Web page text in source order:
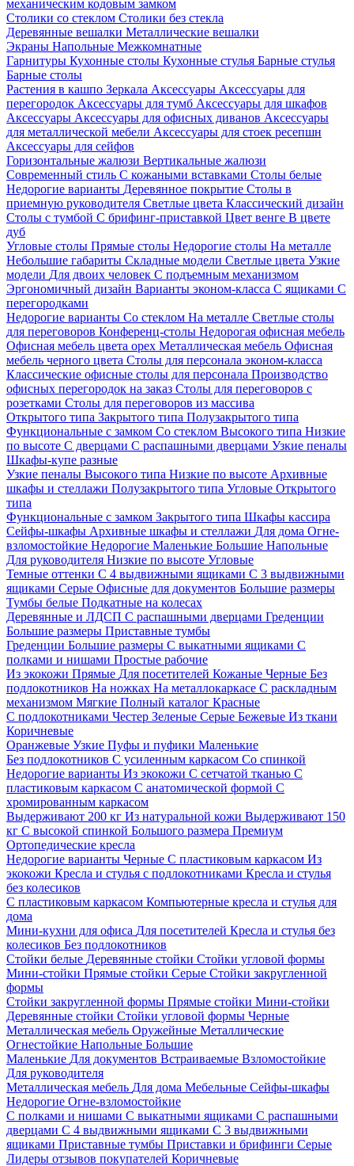
механическим кодовым замком
Столики со стеклом Столики без стекла
Деревянные вешалки Металлические вешалки
Экраны Напольные Межкомнатные
Гарнитуры Кухонные столы Кухонные стулья Барные стулья
Барные столы
Растения в кашпо Зеркала Аксессуары Аксессуары для
перегородок Аксессуары для тумб Аксессуары для шкафов
Аксессуары Аксессуары для офисных диванов Аксессуары
для металлической мебели Аксессуары для стоек ресепшн
Аксессуары для сейфов
Горизонтальные жалюзи Вертикальные жалюзи
Современный стиль С кожаными вставками Столы белые
Недорогие варианты Деревянное покрытие Столы в
приемную руководителя Светлые цвета Классический дизайн
Столы с тумбой С брифинг-приставкой Цвет венге В цвете
дуб
Угловые столы Прямые столы Недорогие столы На металле
Небольшие габариты Складные модели Светлые цвета Узкие
модели Для двоих человек С подъемным механизмом
Эргономичный дизайн Варианты эконом-класса С ящиками С
перегородками
Недорогие варианты Со стеклом На металле Светлые столы
для переговоров Конференц-столы Недорогая офисная мебель
Офисная мебель цвета орех Металлическая мебель Офисная
мебель черного цвета Столы для персонала эконом-класса
Классические офисные столы для персонала Производство
офисных перегородок на заказ Столы для переговоров с
розетками Столы для переговоров из массива
Открытого типа Закрытого типа Полузакрытого типа
Функциональные с замком Со стеклом Высокого типа Низкие
по высоте С дверцами С распашными дверцами Узкие пеналы
Шкафы-купе разные
Узкие пеналы Высокого типа Низкие по высоте Архивные
шкафы и стеллажи Полузакрытого типа Угловые Открытого
типа
Функциональные с замком Закрытого типа Шкафы кассира
Сейфы-шкафы Архивные шкафы и стеллажи Для дома Огне-
взломостойкие Недорогие Маленькие Большие Напольные
Для руководителя Низкие по высоте Угловые
Темные оттенки С 4 выдвижными ящиками С 3 выдвижными
ящиками Серые Офисные для документов Большие размеры
Тумбы белые Подкатные на колесах
Деревянные и ЛДСП С распашными дверцами Греденции
Большие размеры Приставные тумбы
Греденции Большие размеры С выкатными ящиками С
полками и нишами Простые рабочие
Из экокожи Прямые Для посетителей Кожаные Черные Без
подлокотников На ножках На металлокаркасе С раскладным
механизмом Мягкие Полный каталог Красные
С подлокотниками Честер Зеленые Серые Бежевые Из ткани
Коричневые
Оранжевые Узкие Пуфы и пуфики Маленькие
Без подлокотников С усиленным каркасом Со спинкой
Недорогие варианты Из экокожи С сетчатой тканью С
пластиковым каркасом С анатомической формой С
хромированным каркасом
Выдерживают 200 кг Из натуральной кожи Выдерживают 150
кг С высокой спинкой Большого размера Премиум
Ортопедические кресла
Недорогие варианты Черные С пластиковым каркасом Из
экокожи Кресла и стулья с подлокотниками Кресла и стулья
без колесиков
С пластиковым каркасом Компьютерные кресла и стулья для
дома
Мини-кухни для офиса Для посетителей Кресла и стулья без
колесиков Без подлокотников
Стойки белые Деревянные стойки Стойки угловой формы
Мини-стойки Прямые стойки Серые Стойки закругленной
формы
Стойки закругленной формы Прямые стойки Мини-стойки
Деревянные стойки Стойки угловой формы Черные
Металлическая мебель Оружейные Металлические
Огнестойкие Напольные Большие
Маленькие Для документов Встраиваемые Взломостойкие
Для руководителя
Металлическая мебель Для дома Мебельные Сейфы-шкафы
Недорогие Огне-взломостойкие
С полками и нишами С выкатными ящиками С распашными
дверцами С 4 выдвижными ящиками С 3 выдвижными
ящиками Приставные тумбы Приставки и брифинги Серые
Лидеры отзывов покупателей Коричневые